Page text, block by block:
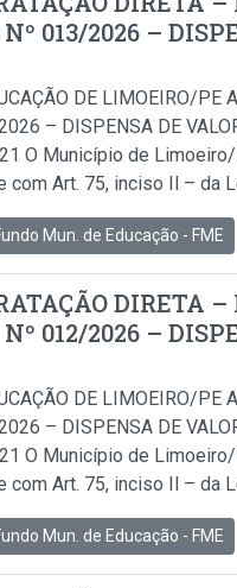
013/2026 –
DE LIMOEIRO/PE
– DISPENSA DE
O Município de
com Art. 75, inciso Il – da
Mun. de Educação - FME
DIRETA –
012/2026 –
DE LIMOEIRO/PE
– DISPENSA DE
O Município de
com Art. 75, inciso Il – da
Mun. de Educação - FME